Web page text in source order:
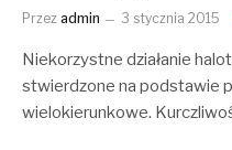
Przez admin 3 stycznia 2015
Niekorzystne działanie
stwierdzone na podstawie
wielokierunkowe.